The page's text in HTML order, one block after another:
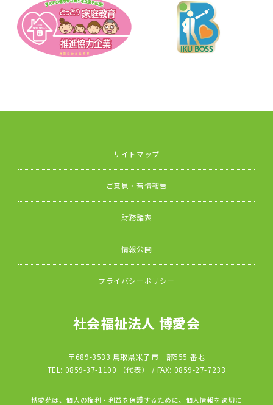
サイトマップ
ご意見・苦情報告
財務諸表
情報公開
プライバシーポリシー
社会福祉法人 博愛会
〒689-3533 鳥取県米子市一部555 番地
TEL: 0859-37-1100 （代表） / FAX: 0859-27-7233
博愛苑は、個人の権利・利益を保護するために、個人情報を適切に